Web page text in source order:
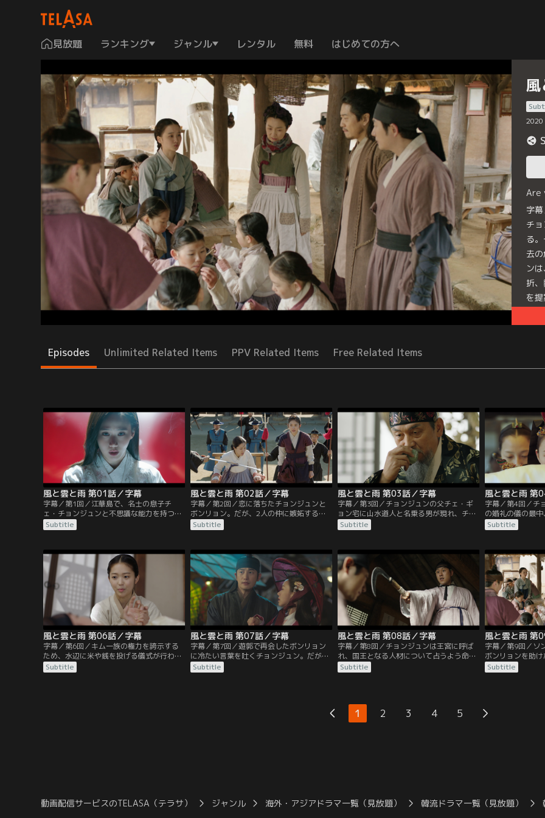
見放題 ランキング ジャンル レンタル 無料 はじめての方へ
2020
Are
字
チ
る
去
ン
折
を
Episodes Unlimited Related Items PPV Related Items Free Related Items
風と雲と雨 第01話／字幕
字幕／第1回／江華島で、名士の息子チ
ェ・チョンジュンと不思議な能力を持つ少
女イ・ボンリョンは出会った。チョンジュ
ンは17歳で科挙に合格するが、友人チェ・
晩、2人は他の友人らと山に繰り出す。足
を滑らせ崖から落ちそうになったチョンジ
ュンをインギュは見捨てて去るが、その彼
を助けたのはボンリョンだった…。
Subtitle
風と雲と雨 第02話／字幕
字幕／第2回／恋に落ちたチョンジュンと
ボンリョン。だが、2人の仲に嫉妬するイ
ンギュの企みでボンリョンの母バンダルが
捕らえられ、ボンリョンは母を助けるため
た朝廷の有力一族の息子キム・ビョンウン
はボンリョンを監禁し、権力のために利
用。5年後、役人となったチョンジュンは
ボンリョンと再会するが…。
Subtitle
風と雲と雨 第03話／字幕
字幕／第3回／チョンジュンの父チェ・ギ
ョン宅に山水道人と名乗る男が現れ、チョ
ンジュンが大出世と挫折を味わうだろうと
予言する。そんな中、チョンジュンとボン
るが、それは一族の財宝を奪い返すための
キム・ジャグンの策略だった。ギョンは息
子に婚姻を断るように言うが、チョンジュ
ンはボンリョンとの約束を打ち明ける。
Subtitle
風と雲と雨 第
字幕／第4回／チ
の婚礼の儀の最
され大騒ぎに。
なされ、ビョン
一族の仕組んだ
利かせたボンリ
は逃亡。さらに
人になるとチョ
Subtitle
風と雲と雨 第06話／字幕
字幕／第6回／キム一族の権力を誇示する
ため、水辺に米や銭を投げる儀式が行われ
る。銭欲しさに水に飛び込んだ赤導師が捕
らわれるが、それを助けたチョンジュンの
Subtitle
風と雲と雨 第07話／字幕
字幕／第7回／遊郭で再会したボンリョン
に冷たい言葉を吐くチョンジュン。だが、
ボンリョンは彼が無事でいたことを密かに
感謝するのだった。そんな中、朝廷での権
Subtitle
風と雲と雨 第08話／字幕
字幕／第8回／チョンジュンは王宮に呼ば
れ、国王となる人材について占うよう命じ
られる。一方で彼は町で占いを続けるが、
以前に占った学士のソンジンについてパル
に落ち、やけを起こしてチョンジュンを訪
ねてくる。そんな彼にチョンジュンは今後
20年間凶運が続くと宣言し…。
Subtitle
風と雲と雨 第
字幕／第9回／ソ
ボンリョンを助
過去のわだかま
そんな中、子供
んな折、興宣君
Subtitle
1 2 3 4 5
動画配信サービスのTELASA（テラサ） ジャンル 海外・アジアドラマ一覧（見放題） 韓流ドラマ一覧（見放題）